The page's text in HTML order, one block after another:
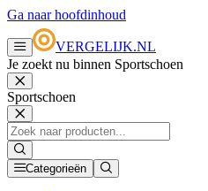
Ga naar hoofdinhoud
VERGELIJK.NL
Je zoekt nu binnen Sportschoen
Sportschoen
Categorieën